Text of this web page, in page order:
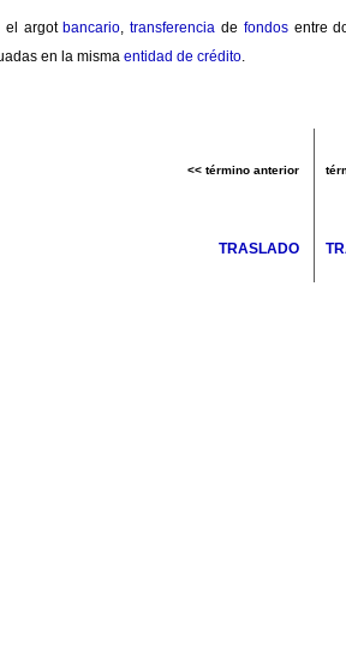
el argot bancario,transferencia de fondosentre
en la misma entidad de crédito.
<< término anterior
TRASLADO